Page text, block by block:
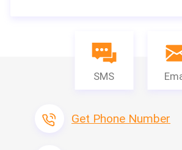
SMS
Get Phone Number